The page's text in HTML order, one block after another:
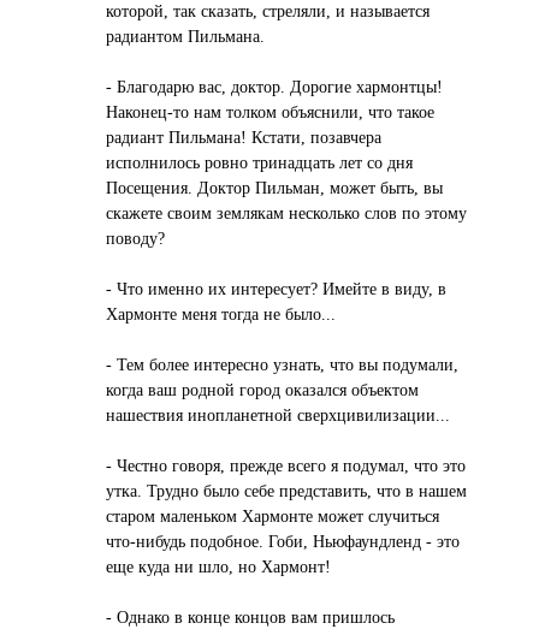
которой, так сказать, стреляли, и называется
радиантом Пильмана.
- Благодарю вас, доктор. Дорогие хармонтцы!
Наконец-то нам толком объяснили, что такое
радиант Пильмана! Кстати, позавчера
исполнилось ровно тринадцать лет со дня
Посещения. Доктор Пильман, может быть, вы
скажете своим землякам несколько слов по этому
поводу?
- Что именно их интересует? Имейте в виду, в
Хармонте меня тогда не было...
- Тем более интересно узнать, что вы подумали,
когда ваш родной город оказался объектом
нашествия инопланетной сверхцивилизации...
- Честно говоря, прежде всего я подумал, что это
утка. Трудно было себе представить, что в нашем
старом маленьком Хармонте может случиться
что-нибудь подобное. Гоби, Ньюфаундленд - это
еще куда ни шло, но Хармонт!
- Однако в конце концов вам пришлось